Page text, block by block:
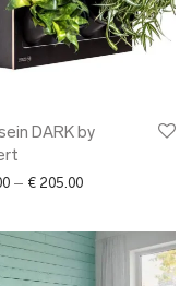
DARK by
– € 205.00Price range: €